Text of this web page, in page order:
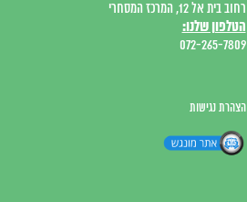
רחוב בית אל 12, המרכז המסחרי
הטלפון שלנו:
072-265-7809
הצהרת נגישות